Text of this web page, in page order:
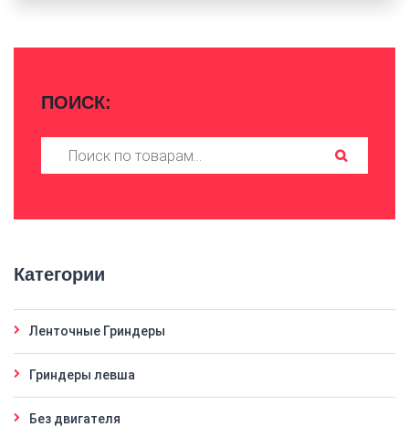
ПОИСК:
Искать:
Категории
Ленточные Гриндеры
Гриндеры левша
Без двигателя